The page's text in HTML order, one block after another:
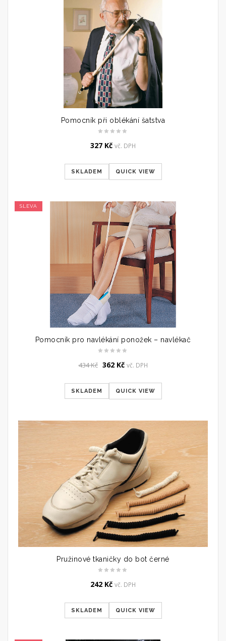
Pomocník při oblékání šatstva
327 Kč vč. DPH
SKLADEM QUICK VIEW
SLEVA
Pomocník pro navlékání ponožek – navlékač
434Kč Original
was:
434 Kč.
362 KčCurrent
is:
362 Kč.
vč. DPH
SKLADEM QUICK VIEW
Pružinové tkaničky do bot černé
242 Kč vč. DPH
SKLADEM QUICK VIEW